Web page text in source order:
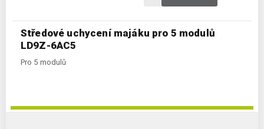
Středové uchycení majáku pro 5 modulů
LD9Z-6AC5
Pro 5 modulů